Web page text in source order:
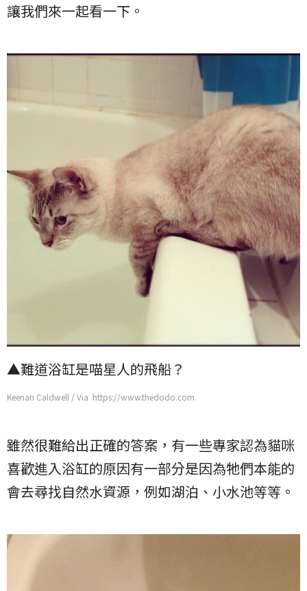
讓我們來一起看一下。
▲難道浴缸是喵星人的飛船？
Keenan Caldwell / Via https://www.thedodo.com
雖然很難給出正確的答案，有一些專家認為貓咪
喜歡進入浴缸的原因有一部分是因為牠們本能的
會去尋找自然水資源，例如湖泊、小水池等等。